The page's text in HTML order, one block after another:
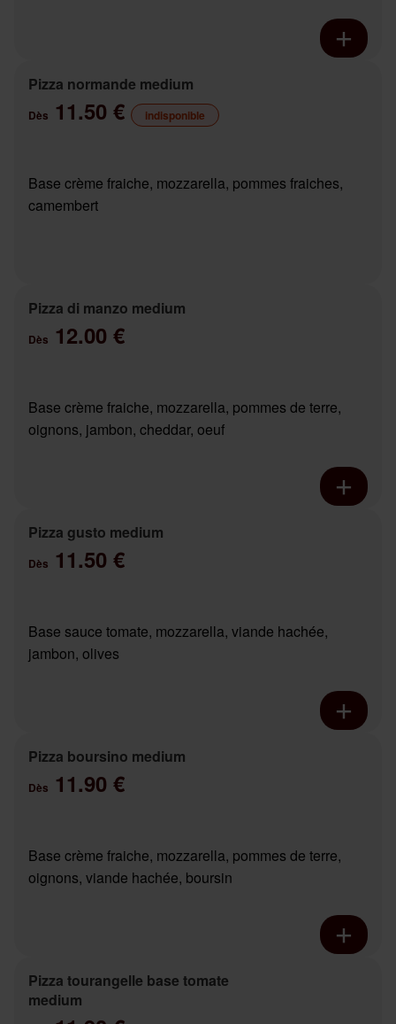
Pizza normande medium
Dès 11.50 € indisponible
Base crème fraiche, mozzarella, pommes fraiches,
camembert
Pizza di manzo medium
Dès 12.00 €
Base crème fraiche, mozzarella, pommes de terre,
oignons, jambon, cheddar, oeuf
Pizza gusto medium
Dès 11.50 €
Base sauce tomate, mozzarella, viande hachée,
jambon, olives
Pizza boursino medium
Dès 11.90 €
Base crème fraiche, mozzarella, pommes de terre,
oignons, viande hachée, boursin
Pizza tourangelle base tomate
medium